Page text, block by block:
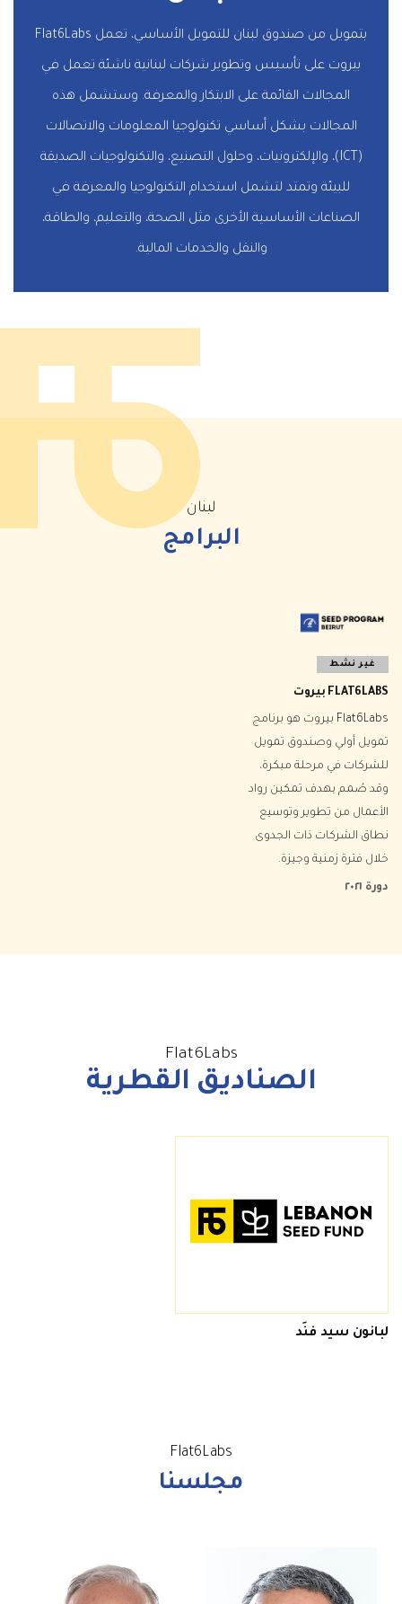
بتمويل من صندوق لبنان للتمويل الأساسي، تعمل Flat6Labs
بيروت على تأسيس وتطوير شركات لبنانية ناشئة تعمل في
المجالات القائمة على الابتكار والمعرفة. وستشمل هذه
المجالات بشكل أساسي تكنولوجيا المعلومات والاتصالات
(ICT)، والإلكترونيات، وحلول التصنيع، والتكنولوجيات الصديقة
للبيئة وتمتد لتشمل استخدام التكنولوجيا والمعرفة في
الصناعات الأساسية الأخرى مثل الصحة، والتعليم، والطاقة،
والنقل والخدمات المالية.
لبنان
البرامج
غير نشط
FLAT6LABS بيروت
Flat6Labs بيروت هو برنامج
تمويل أولي وصندوق تمويل
للشركات في مرحلة مبكرة،
وقد صُمم بهدف تمكين رواد
الأعمال من تطوير وتوسيع
نطاق الشركات ذات الجدوى
خلال فترة زمنية وجيزة.
دورة ٢٠٢١
Flat6Labs
الصناديق القطرية
لبانون سيد فنَد
Flat6Labs
مجلسنا